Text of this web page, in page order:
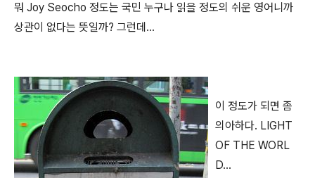
뭐 Joy Seocho 정도는 국민 누구나 읽을 정도의 쉬운 영어니까
상관이 없다는 뜻일까? 그런데...
이 정도가 되면 좀
의아하다. LIGHT
OF THE WORL
D...